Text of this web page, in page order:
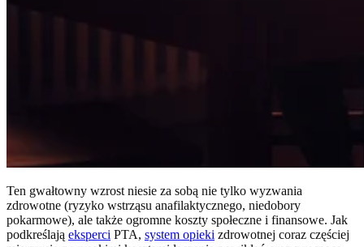
Ten gwałtowny wzrost niesie za sobą nie tylko wyzwania
zdrowotne (ryzyko wstrząsu anafilaktycznego, niedobory
pokarmowe), ale także ogromne koszty społeczne i finansowe. Jak
podkreślają eksperci PTA, system opieki zdrowotnej coraz częściej